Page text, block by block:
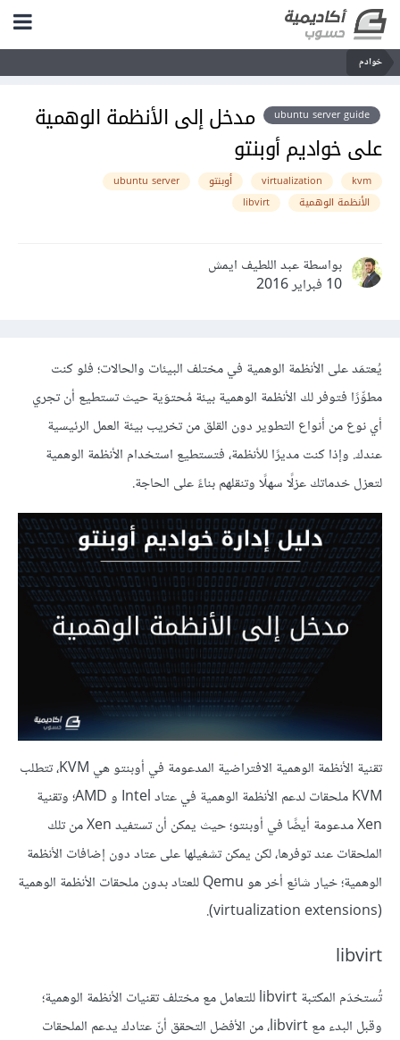
خوادم
ubuntu server guide
مدخل إلى الأنظمة الوهمية
على خواديم أوبنتو
kvm
virtualization أوبنتو
ubuntu server
الأنظمة الوهمية
libvirt
بواسطة عبد اللطيف ايمش
10 فبراير 2016
يُعتمَد على الأنظمة الوهمية في مختلف البيئات والحالات؛ فلو كنت
مطوِّرًا فتوفر لك الأنظمة الوهمية بيئة مُحتوَية حيث تستطيع أن تجري
أي نوع من أنواع التطوير دون القلق من تخريب بيئة العمل الرئيسية
عندك. وإذا كنت مديرًا للأنظمة، فتستطيع استخدام الأنظمة الوهمية
لتعزل خدماتك عزلًا سهلًا وتنقلهم بناءً على الحاجة.
تقنية الأنظمة الوهمية الافتراضية المدعومة في أوبنتو هي KVM، تتطلب
KVM ملحقات لدعم الأنظمة الوهمية في عتاد Intel و AMD؛ وتقنية
Xen مدعومة أيضًا في أوبنتو؛ حيث يمكن أن تستفيد Xen من تلك
الملحقات عند توفرها، لكن يمكن تشغيلها على عتاد دون إضافات الأنظمة
الوهمية؛ خيار شائع أخر هو Qemu للعتاد بدون ملحقات الأنظمة الوهمية
(virtualization extensions).
libvirt
تُستخدَم المكتبة libvirt للتعامل مع مختلف تقنيات الأنظمة الوهمية؛
وقبل البدء مع libvirt، من الأفضل التحقق أنّ عتادك يدعم الملحقات